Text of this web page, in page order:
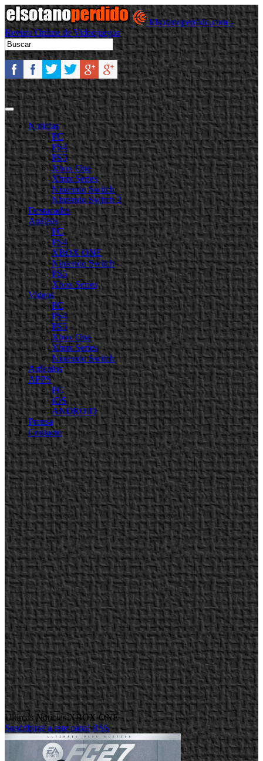
Elsotanoperdido.com -
Revista Online de Videojuegos
Noticias
PC
PS4
PS5
Xbox One
Xbox Series
Nintendo Switch
Nintendo Switch 2
Destacadas
Análisis
PC
PS4
XBOX ONE
Nintendo Switch
PS5
Xbox Series
Videos
PC
PS4
PS5
Xbox One
Xbox Series
Nintendo Switch
Artículos
APPS
PC
iOS
ANDROID
Prensa
Contacto
Ultimas Noticias XBOX ONE
Suscribirse a este canal RSS